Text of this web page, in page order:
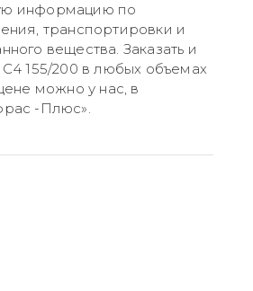
информацию по
транспортировки и
вещества. Заказать и
155/200 в любых объемах
можно у нас, в
-Плюс».